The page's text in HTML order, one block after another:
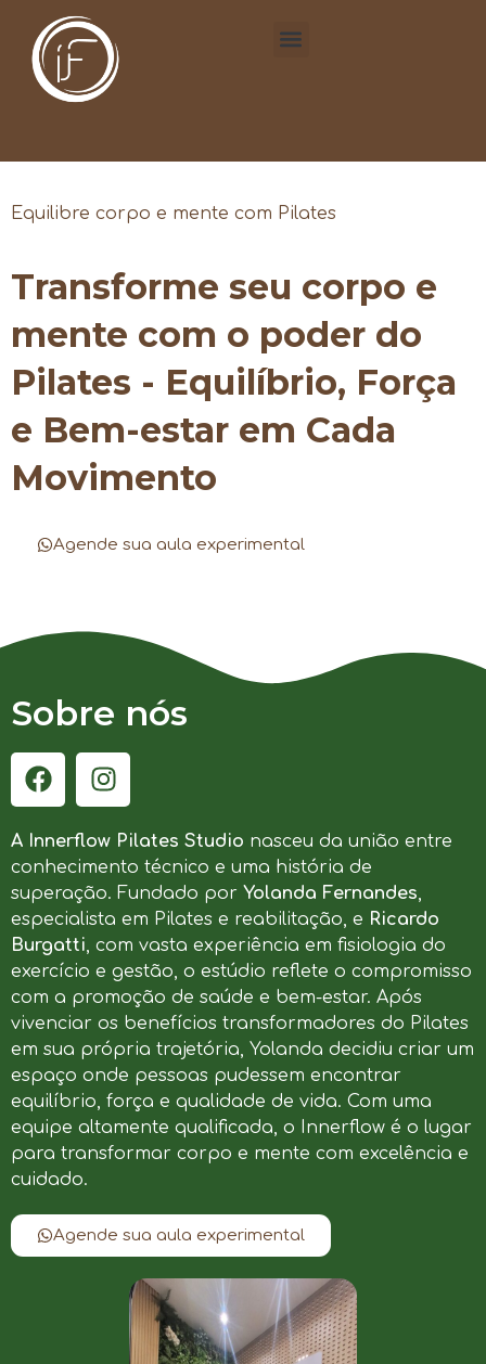
Equilibre corpo e mente com Pilates
Transforme seu corpo e
mente com o poder do
Pilates - Equilíbrio, Força
e Bem-estar em Cada
Movimento
Agende sua aula experimental
Sobre nós
A Innerflow Pilates Studio nasceu da união entre
conhecimento técnico e uma história de
superação. Fundado por Yolanda Fernandes,
especialista em Pilates e reabilitação, e Ricardo
Burgatti, com vasta experiência em fisiologia do
exercício e gestão, o estúdio reflete o compromisso
com a promoção de saúde e bem-estar. Após
vivenciar os benefícios transformadores do Pilates
em sua própria trajetória, Yolanda decidiu criar um
espaço onde pessoas pudessem encontrar
equilíbrio, força e qualidade de vida. Com uma
equipe altamente qualificada, o Innerflow é o lugar
para transformar corpo e mente com excelência e
cuidado.
Agende sua aula experimental